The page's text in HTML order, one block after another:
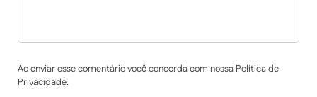
Ao enviar esse comentário você concorda com nossa Política de
Privacidade.